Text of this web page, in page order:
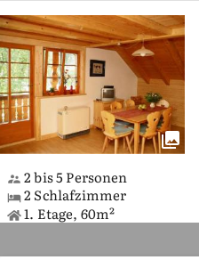
2 bis 5 Personen
2 Schlafzimmer
1. Etage, 60m²